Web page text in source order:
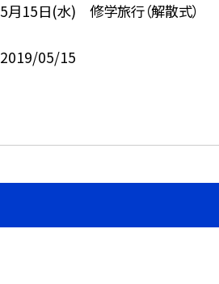
5月15日(水) 修学旅行（解散式）
2019/05/15